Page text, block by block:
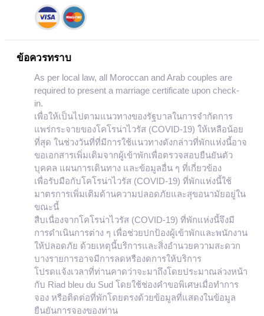
ข้อควรทราบ
As per local law, all Moroccan and Arab couples are
required to present a marriage certificate upon check-
in.
เพื่อให้เป็นไปตามแนวทางของรัฐบาลในการจำกัดการ
แพร่กระจายของโคโรน่าไวรัส (COVID-19) ให้เหลือน้อย
ที่สุด ในช่วงวันที่ที่มีการใช้แนวทางดังกล่าวที่พักแห่งนี้อาจ
ขอเอกสารเพิ่มเติมจากผู้เข้าพักเพื่อตรวจสอบยืนยันตัว
บุคคล แผนการเดินทาง และข้อมูลอื่น ๆ ที่เกี่ยวข้อง
เพื่อรับมือกับโคโรน่าไวรัส (COVID-19) ที่พักแห่งนี้ใช้
มาตรการเพิ่มเติมด้านความปลอดภัยและสุขอนามัยอยู่ใน
ขณะนี้
สืบเนื่องจากโคโรน่าไวรัส (COVID-19) ที่พักแห่งนี้จึงมี
การดำเนินการต่าง ๆ เพื่อช่วยปกป้องผู้เข้าพักและพนักงาน
ให้ปลอดภัย ด้วยเหตุนี้บริการและสิ่งอำนวยความสะดวก
บางรายการอาจมีการลดหรืองดการให้บริการ
โปรดแจ้งเวลาที่ท่านคาดว่าจะมาถึงโดยประมาณล่วงหน้า
กับ Riad bleu du Sud โดยใช้ช่องคำขอพิเศษเมื่อทำการ
จอง หรือติดต่อที่พักโดยตรงด้วยข้อมูลที่แสดงในข้อมูล
ยืนยันการจองของท่าน